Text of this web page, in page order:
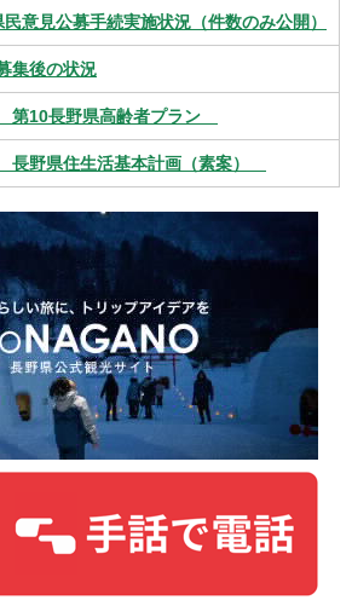
意見公募手続実施状況（件数のみ公開）
集後の状況
第10長野県高齢者プラン
長野県住生活基本計画（素案）